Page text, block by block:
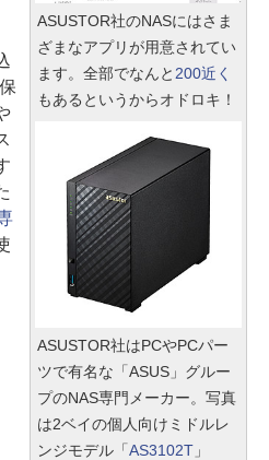
ASUSTOR社のNASにはさま
ざまなアプリが用意されてい
ます。全部でなんと 200近く
もあるというからオドロキ！
ASUSTOR社はPCやPCパー
ツで有名な「ASUS」グルー
プのNAS専門メーカー。写真
は2ベイの個人向けミドルレ
ンジモデル「AS3102T」